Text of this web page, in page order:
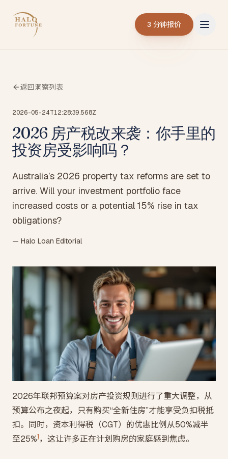
3 分钟报价
返回洞察列表
2026-05-24T12:28:39.568Z
2026 房产税改来袭：你手里的
投资房受影响吗？
Australia’s 2026 property tax reforms are set to
arrive. Will your investment portfolio face
increased costs or a potential 15% rise in tax
obligations?
— Halo Loan Editorial
2026年联邦预算案对房产投资规则进行了重大调整，从
预算公布之夜起，只有购买“全新住房”才能享受负扣税抵
扣。同时，资本利得税（CGT）的优惠比例从50%减半
至25%1，这让许多正在计划购房的家庭感到焦虑。